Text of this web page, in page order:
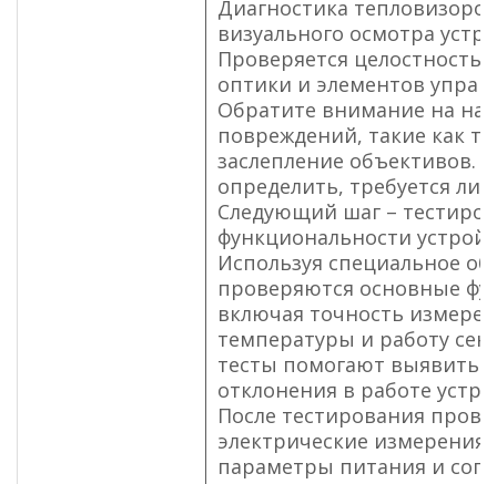
Диагностика
визуального осмотра
Проверяется целостность
оптики и элементов
Обратите внимание на
повреждений, такие как
заслепление объективов.
определить, требуется ли
Следующий шаг –
функциональности
Используя специальное
проверяются основные
включая точность
температуры и работу
тесты помогают выявить
отклонения в работе
После тестирования
электрические
параметры питания и